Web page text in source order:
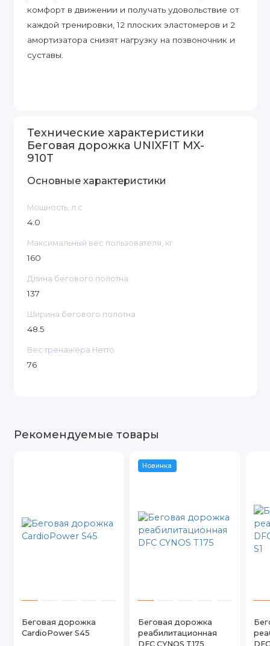
комфорт в движении и получать удовольствие от
каждой тренировки, 12 плоских эластомеров и 2
амортизатора снизят нагрузку на позвоночник и
суставы.
Технические характеристики
Беговая дорожка UNIXFIT MX-
910T
Основные характеристики
Мощность, л.с
4.0
Максимальный вес пользователя, кг
160
Длина бегового полотна
137
Ширина бегового полотна
48.5
Вес тренажера Нетто
76
Рекомендуемые товары
Беговая дорожка
CardioPower S45
Новинка
Беговая дорожка
реабилитационная
DFC CYNOS T175